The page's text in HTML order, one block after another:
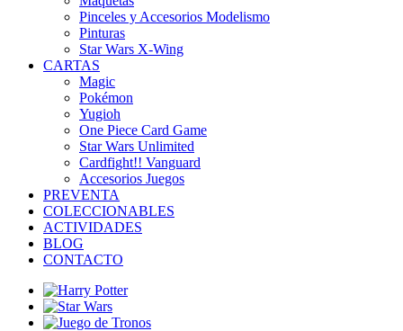
Pinceles y Accesorios Modelismo
Pinturas
Star Wars X-Wing
CARTAS
Magic
Pokémon
Yugioh
One Piece Card Game
Star Wars Unlimited
Cardfight!! Vanguard
Accesorios Juegos
PREVENTA
COLECCIONABLES
ACTIVIDADES
BLOG
CONTACTO